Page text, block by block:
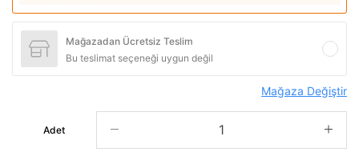
Mağazadan Ücretsiz Teslim
Bu teslimat seçeneği uygun değil
Mağaza Değiştir
Adet